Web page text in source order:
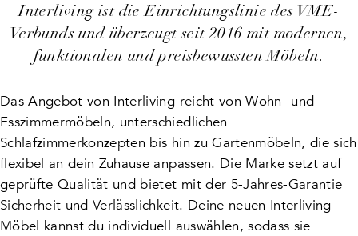
Interliving ist die Einrichtungslinie des VME-
Verbunds und überzeugt seit 2016 mit modernen,
funktionalen und preisbewussten Möbeln.
Das Angebot von Interliving reicht von Wohn- und
Esszimmermöbeln, unterschiedlichen
Schlafzimmerkonzepten bis hin zu Gartenmöbeln, die sich
flexibel an dein Zuhause anpassen. Die Marke setzt auf
geprüfte Qualität und bietet mit der 5-Jahres-Garantie
Sicherheit und Verlässlichkeit. Deine neuen Interliving-
Möbel kannst du individuell auswählen, sodass sie